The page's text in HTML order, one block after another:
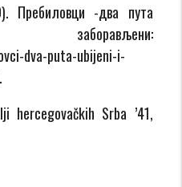
Пребиловци -два пута
dva-puta-ubijeni-i-
hercegovačkih Srba ’41,